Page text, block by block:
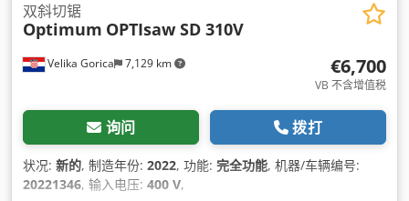
Velika Gorica 7,129 km
双斜切锯
Optimum OPTIsaw SD 310V
€6,700
VB 不含增值税
询问 拨打
状况: 新的, 制造年份: 2022, 功能: 完全功能, 机器/车辆编号:
20221346, 输入电压: 400 V,